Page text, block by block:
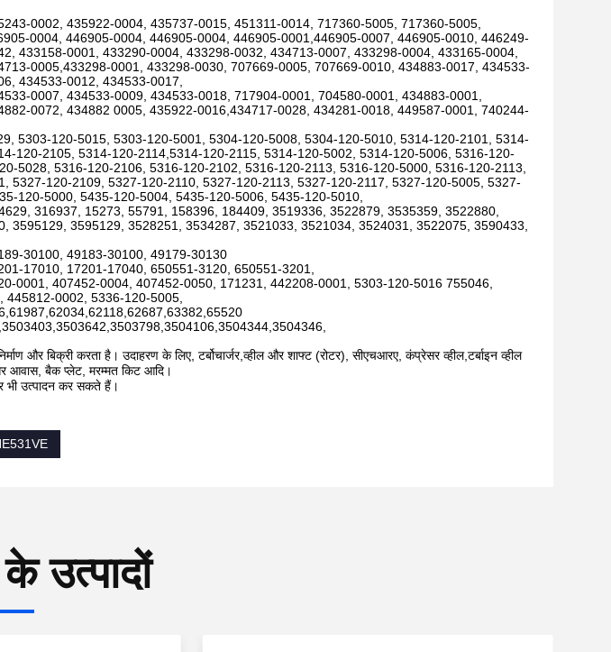
0002, 435922-0004, 435737-0015, 451311-0014, 717360-5005, 717360-5005,
0004, 446905-0004, 446905-0004, 446905-0001,446905-0007, 446905-0010, 446249-
433158-0001, 433290-0004, 433298-0032, 434713-0007, 433298-0004, 433165-0004,
0005,433298-0001, 433298-0030, 707669-0005, 707669-0010, 434883-0017, 434533-
434533-0012, 434533-0017,
0007, 434533-0009, 434533-0018, 717904-0001, 704580-0001, 434883-0001,
0072, 434882 0005, 435922-0016,434717-0028, 434281-0018, 449587-0001, 740244-
5303-120-5015, 5303-120-5001, 5304-120-5008, 5304-120-5010, 5314-120-2101, 5314-
120-2105, 5314-120-2114,5314-120-2115, 5314-120-5002, 5314-120-5006, 5316-120-
5028, 5316-120-2106, 5316-120-2102, 5316-120-2113, 5316-120-5000, 5316-120-2113,
5327-120-2109, 5327-120-2110, 5327-120-2113, 5327-120-2117, 5327-120-5005, 5327-
120-5000, 5435-120-5004, 5435-120-5006, 5435-120-5010,
316937, 15273, 55791, 158396, 184409, 3519336, 3522879, 3535359, 3522880,
3595129, 3595129, 3528251, 3534287, 3521033, 3521034, 3524031, 3522075, 3590433,
30100, 49183-30100, 49179-30130
17010, 17201-17040, 650551-3120, 650551-3201,
0001, 407452-0004, 407452-0050, 171231, 442208-0001, 5303-120-5016 755046,
0002, 5336-120-5005,
और बिक्री करता है। उदाहरण के लिए, टर्बोचार्जर,व्हील और शाफ्ट (रोटर), सीएचआरए, कंप्रेसर व्हील,टर्बाइन व्हील
आवास, बैक प्लेट, मरम्मत किट आदि।
भी उत्पादन कर सकते हैं।
उत्पादों